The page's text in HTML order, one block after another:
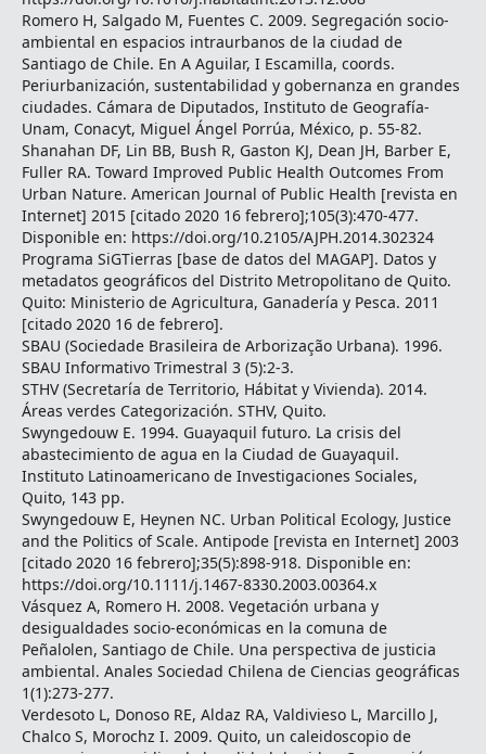
Romero H, Salgado M, Fuentes C. 2009. Segregación socio-
ambiental en espacios intraurbanos de la ciudad de
Santiago de Chile. En A Aguilar, I Escamilla, coords.
Periurbanización, sustentabilidad y gobernanza en grandes
ciudades. Cámara de Diputados, Instituto de Geografía-
Unam, Conacyt, Miguel Ángel Porrúa, México, p. 55-82.
Shanahan DF, Lin BB, Bush R, Gaston KJ, Dean JH, Barber E,
Fuller RA. Toward Improved Public Health Outcomes From
Urban Nature. American Journal of Public Health [revista en
Internet] 2015 [citado 2020 16 febrero];105(3):470-477.
Disponible en: https://doi.org/10.2105/AJPH.2014.302324
Programa SiGTierras [base de datos del MAGAP]. Datos y
metadatos geográficos del Distrito Metropolitano de Quito.
Quito: Ministerio de Agricultura, Ganadería y Pesca. 2011
[citado 2020 16 de febrero].
SBAU (Sociedade Brasileira de Arborização Urbana). 1996.
SBAU Informativo Trimestral 3 (5):2-3.
STHV (Secretaría de Territorio, Hábitat y Vivienda). 2014.
Áreas verdes Categorización. STHV, Quito.
Swyngedouw E. 1994. Guayaquil futuro. La crisis del
abastecimiento de agua en la Ciudad de Guayaquil.
Instituto Latinoamericano de Investigaciones Sociales,
Quito, 143 pp.
Swyngedouw E, Heynen NC. Urban Political Ecology, Justice
and the Politics of Scale. Antipode [revista en Internet] 2003
[citado 2020 16 febrero];35(5):898-918. Disponible en:
https://doi.org/10.1111/j.1467-8330.2003.00364.x
Vásquez A, Romero H. 2008. Vegetación urbana y
desigualdades socio-económicas en la comuna de
Peñalolen, Santiago de Chile. Una perspectiva de justicia
ambiental. Anales Sociedad Chilena de Ciencias geográficas
1(1):273-277.
Verdesoto L, Donoso RE, Aldaz RA, Valdivieso L, Marcillo J,
Chalco S, Morochz I. 2009. Quito, un caleidoscopio de